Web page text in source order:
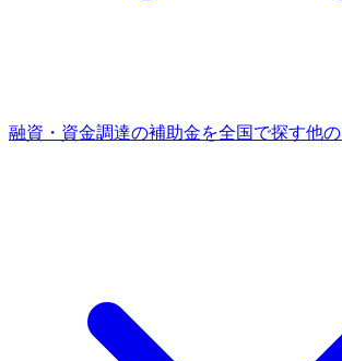
融資・資金調達の補助金を全国で探す他の